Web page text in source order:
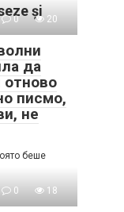
și
0 20
да
писмо,
не
беше
0 18